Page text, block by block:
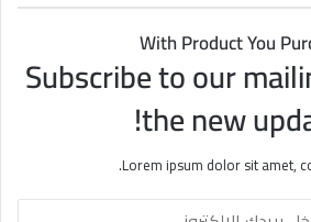
With Product You
Subscribe to our
the new
Lorem ipsum dolor sit amet,